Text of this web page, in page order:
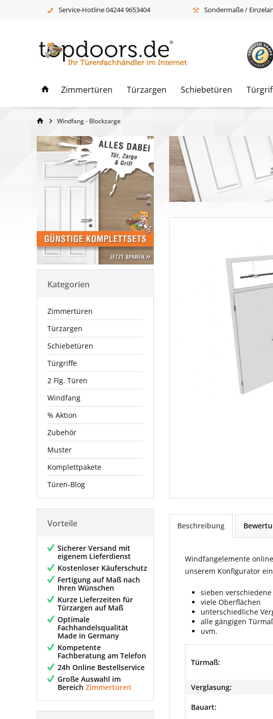
Service-Hotline 04244 9653404 Sondermaße /
Zimmertüren Türzargen Schiebetüren
Windfang - Blockzarge
Kategorien
Zimmertüren
Türzargen
Schiebetüren
Türgriffe
2 Flg. Türen
Windfang
% Aktion
Zubehör
Muster
Komplettpakete
Türen-Blog
Vorteile
Sicherer Versand mit
eigenem Lieferdienst
Kostenloser Käuferschutz
Fertigung auf Maß nach
Ihren Wünschen
Kurze Lieferzeiten für
Türzargen auf Maß
Optimale
Fachhandelsqualität
Made in Germany
Kompetente
Fachberatung am Telefon
24h Online Bestellservice
Große Auswahl im
Bereich Zimmertüren
Beschreibung
Windfangelemente
unserem Konfigurator
sieben
viele Oberflächen
unterschiedliche
alle gängigen
uvm.
Türmaß:
Verglasung:
Bauart: